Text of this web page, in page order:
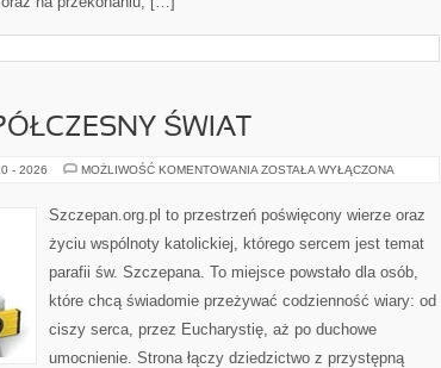
ŚWIAT
- 2026 MOŻLIWOŚĆ KOMENTOWANIA KOŚCIÓŁ
ŚWIAT
ZOSTAŁA WYŁĄCZONA
Szczepan.org.pl to przestrzeń poświęcony wierze oraz
życiu wspólnoty katolickiej, którego sercem jest temat
parafii św. Szczepana. To miejsce powstało dla osób,
które chcą świadomie przeżywać codzienność wiary: od
ciszy serca, przez Eucharystię, aż po duchowe
umocnienie. Strona łączy dziedzictwo z przystępną